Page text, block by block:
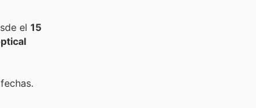
el 15